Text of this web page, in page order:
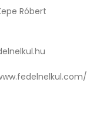
Róbert